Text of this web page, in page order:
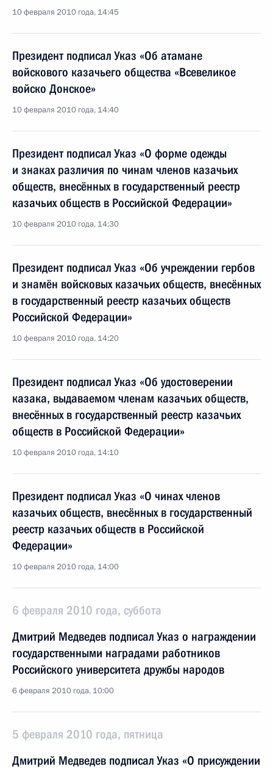
10 февраля 2010 года, 14:45
Президент подписал Указ «Об атамане
войскового казачьего общества «Всевеликое
войско Донское»
10 февраля 2010 года, 14:40
Президент подписал Указ «О форме одежды
и знаках различия по чинам членов казачьих
обществ, внесённых в государственный реестр
казачьих обществ в Российской Федерации»
10 февраля 2010 года, 14:30
Президент подписал Указ «Об учреждении гербов
и знамён войсковых казачьих обществ, внесённых
в государственный реестр казачьих обществ
Российской Федерации»
10 февраля 2010 года, 14:20
Президент подписал Указ «Об удостоверении
казака, выдаваемом членам казачьих обществ,
внесённых в государственный реестр казачьих
обществ в Российской Федерации»
10 февраля 2010 года, 14:10
Президент подписал Указ «О чинах членов
казачьих обществ, внесённых в государственный
реестр казачьих обществ в Российской
Федерации»
10 февраля 2010 года, 14:00
6 февраля 2010 года, суббота
Дмитрий Медведев подписал Указ о награждении
государственными наградами работников
Российского университета дружбы народов
6 февраля 2010 года, 10:00
5 февраля 2010 года, пятница
Дмитрий Медведев подписал Указ «О присуждении